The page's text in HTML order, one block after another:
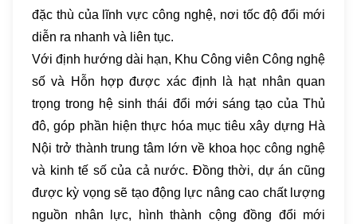
đặc thù của lĩnh vực công nghệ, nơi tốc độ đổi mới
diễn ra nhanh và liên tục.
Với định hướng dài hạn, Khu Công viên Công nghệ
số và Hỗn hợp được xác định là hạt nhân quan
trọng trong hệ sinh thái đổi mới sáng tạo của Thủ
đô, góp phần hiện thực hóa mục tiêu xây dựng Hà
Nội trở thành trung tâm lớn về khoa học công nghệ
và kinh tế số của cả nước. Đồng thời, dự án cũng
được kỳ vọng sẽ tạo động lực nâng cao chất lượng
nguồn nhân lực, hình thành cộng đồng đổi mới